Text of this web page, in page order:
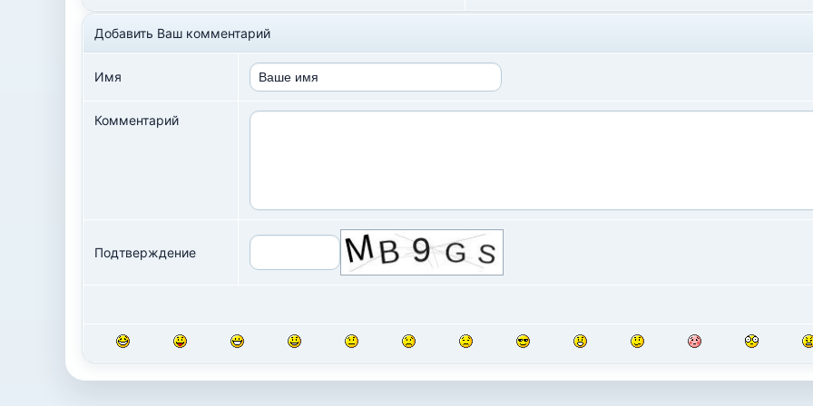
Добавить Ваш комментарий
Имя
Комментарий
Подтверждение